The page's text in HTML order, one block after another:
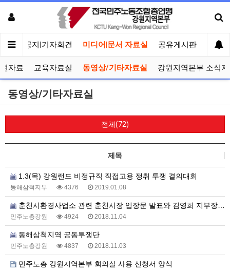
인 공지|기자회견 미디어|문서 자료실 공유게시판 선거
자료 교육자료실 동영상/기타자료실 강원지역본부 소식지
동영상/기타자료실
전체(72)
제목
1.3(목) 강원랜드 비정규직 직접고용 쟁취 투쟁 결의대회
동해삼척지부 4376 2019.01.08
춘천시환경사업소 관련 춘천시장 입장문 발표와 김영희 지부장 단식농성철회 성명서 발표
민주노총강원 4924 2018.11.04
동해삼척지역 공동투쟁단
민주노총강원 4837 2018.11.03
민주노총 강원지역본부 회의실 사용 신청서 양식